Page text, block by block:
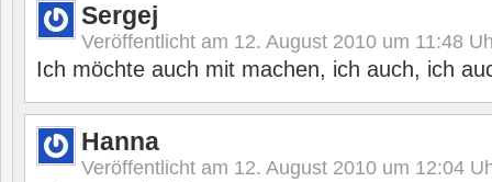
Sergej
Veröffentlicht am 12. August 2010 um 11:48
Ich möchte auch mit machen, ich auch, ich
Hanna
Veröffentlicht am 12. August 2010 um 12:04